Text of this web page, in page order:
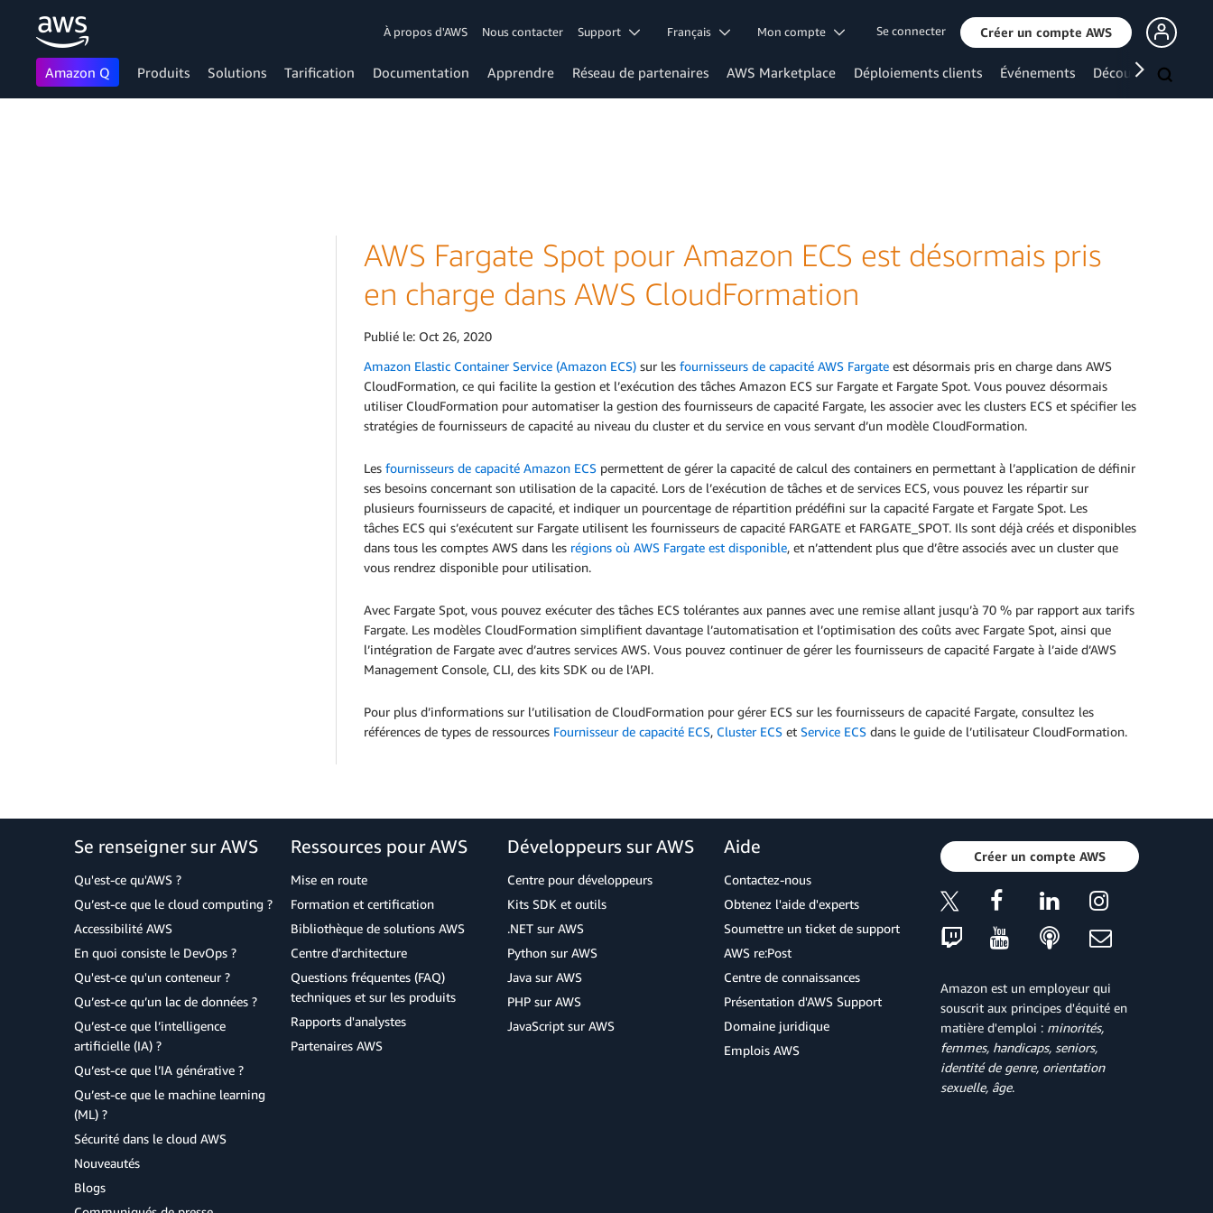
À propos d'AWS Nous contacter Support Français Mon compte Se connecter Créer un compte AWS
Amazon Q Produits Solutions Tarification Documentation Apprendre Réseau de partenaires AWS Marketplace Déploiements clients Événements Découvrir
AWS Fargate Spot pour Amazon ECS est désormais pris
en charge dans AWS CloudFormation
Publié le: Oct 26, 2020
Amazon Elastic Container Service (Amazon ECS) sur les fournisseurs de capacité AWS Fargate est désormais pris en charge dans AWS
CloudFormation, ce qui facilite la gestion et l’exécution des tâches Amazon ECS sur Fargate et Fargate Spot. Vous pouvez désormais
utiliser CloudFormation pour automatiser la gestion des fournisseurs de capacité Fargate, les associer avec les clusters ECS et spécifier les
stratégies de fournisseurs de capacité au niveau du cluster et du service en vous servant d’un modèle CloudFormation.
Les fournisseurs de capacité Amazon ECS permettent de gérer la capacité de calcul des containers en permettant à l’application de définir
ses besoins concernant son utilisation de la capacité. Lors de l’exécution de tâches et de services ECS, vous pouvez les répartir sur
plusieurs fournisseurs de capacité, et indiquer un pourcentage de répartition prédéfini sur la capacité Fargate et Fargate Spot. Les
tâches ECS qui s’exécutent sur Fargate utilisent les fournisseurs de capacité FARGATE et FARGATE_SPOT. Ils sont déjà créés et disponibles
dans tous les comptes AWS dans les régions où AWS Fargate est disponible, et n’attendent plus que d’être associés avec un cluster que
vous rendrez disponible pour utilisation.
Avec Fargate Spot, vous pouvez exécuter des tâches ECS tolérantes aux pannes avec une remise allant jusqu’à 70 % par rapport aux tarifs
Fargate. Les modèles CloudFormation simplifient davantage l’automatisation et l’optimisation des coûts avec Fargate Spot, ainsi que
l’intégration de Fargate avec d’autres services AWS. Vous pouvez continuer de gérer les fournisseurs de capacité Fargate à l’aide d’AWS
Management Console, CLI, des kits SDK ou de l’API.
Pour plus d’informations sur l’utilisation de CloudFormation pour gérer ECS sur les fournisseurs de capacité Fargate, consultez les
références de types de ressources Fournisseur de capacité ECS, Cluster ECS et Service ECS dans le guide de l’utilisateur CloudFormation.
Se renseigner sur AWS
Qu'est-ce qu'AWS ?
Qu’est-ce que le cloud computing ?
Accessibilité AWS
En quoi consiste le DevOps ?
Qu'est-ce qu'un conteneur ?
Qu’est-ce qu’un lac de données ?
Qu’est-ce que l’intelligence
artificielle (IA) ?
Qu’est-ce que l’IA générative ?
Qu’est-ce que le machine learning
(ML) ?
Sécurité dans le cloud AWS
Nouveautés
Blogs
Ressources pour AWS
Mise en route
Formation et certification
Bibliothèque de solutions AWS
Centre d'architecture
Questions fréquentes (FAQ)
techniques et sur les produits
Rapports d'analystes
Partenaires AWS
Développeurs sur AWS
Centre pour développeurs
Kits SDK et outils
.NET sur AWS
Python sur AWS
Java sur AWS
PHP sur AWS
JavaScript sur AWS
Aide
Contactez-nous
Obtenez l'aide d'experts
Soumettre un ticket de support
AWS re:Post
Centre de connaissances
Présentation d'AWS Support
Domaine juridique
Emplois AWS
Créer un compte AWS
Amazon est un employeur qui
souscrit aux principes d'équité en
matière d'emploi : minorités,
femmes, handicaps, seniors,
identité de genre, orientation
sexuelle, âge.